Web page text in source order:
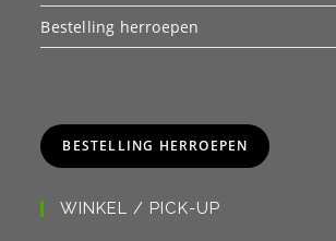
Bestelling herroepen
BESTELLING HERROEPEN
WINKEL / PICK-UP